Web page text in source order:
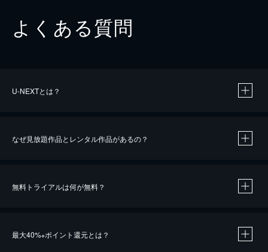
よくある質問
U-NEXTとは？
なぜ見放題作品とレンタル作品があるの？
無料トライアルは何が無料？
最大40%※ポイント還元とは？